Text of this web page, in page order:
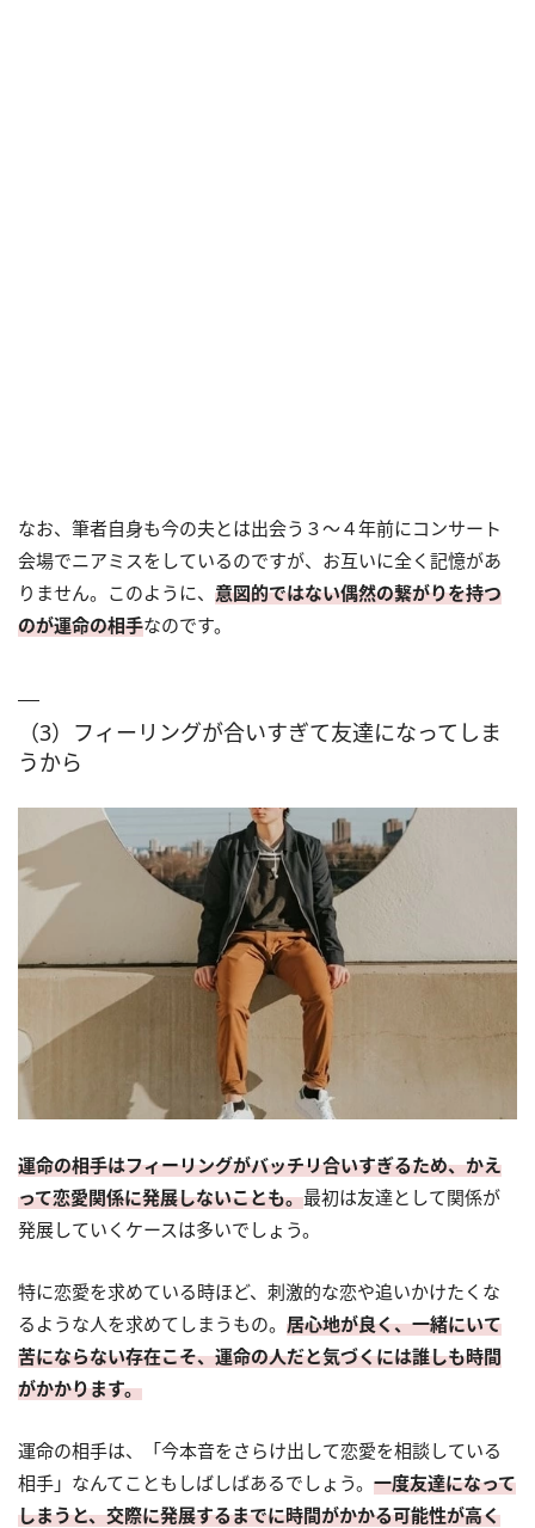
なお、筆者自身も今の夫とは出会う３～４年前にコンサート
会場でニアミスをしているのですが、お互いに全く記憶があ
りません。このように、 意図的ではない偶然の繋がりを持つ
のが運命の相手なのです。
（3）フィーリングが合いすぎて友達になってしま
うから
運命の相手はフィーリングがバッチリ合いすぎるため、かえ
って恋愛関係に発展しないことも。最初は友達として関係が
発展していくケースは多いでしょう。
特に恋愛を求めている時ほど、刺激的な恋や追いかけたくな
るような人を求めてしまうもの。 居心地が良く、一緒にいて
苦にならない存在こそ、運命の人だと気づくには誰しも時間
がかかります。
運命の相手は、「今本音をさらけ出して恋愛を相談している
相手」なんてこともしばしばあるでしょう。 一度友達になって
しまうと、交際に発展するまでに時間がかかる可能性が高く